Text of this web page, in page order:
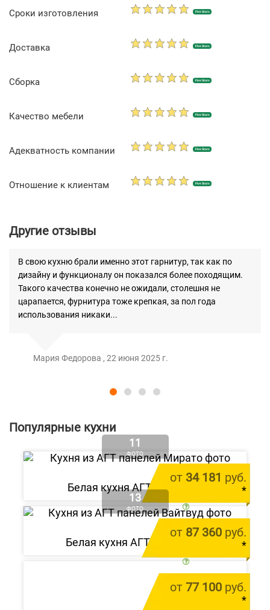
Сроки изготовления Five Stars
Доставка Five Stars
Сборка Five Stars
Качество мебели Five Stars
Адекватность компании Five Stars
Отношение к клиентам Five Stars
Другие отзывы
В свою кухню брали именно этот гарнитур, так как по
дизайну и функционалу он показался более походящим.
Такого качества конечно не ожидали, столешня не
царапается, фурнитура тоже крепкая, за пол года
использования никаки...
Мария Федорова , 22 июня 2025 г.
Популярные кухни
11
ФОТО
от 34 181 руб.
*
цена за 1 м.п.
Белая кухня АГТ «Мирато»
13
ФОТО
от 87 360 руб.
*
Белая кухня АГТ «Вайтвуд»
от 77 100 руб.
*